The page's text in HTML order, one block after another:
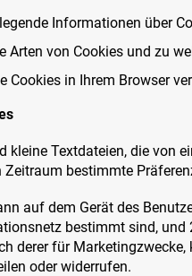
Informationen über
Arten von Cookies und zu
Cookies in Ihrem Browser
kleine Textdateien, die von
bestimmte
auf dem Gerät des
bestimmt sind, und
derer für
oder widerrufen.